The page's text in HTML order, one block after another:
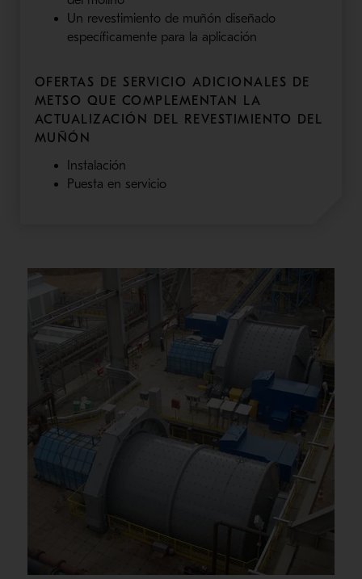
Un revestimiento de muñón diseñado
específicamente para la aplicación
OFERTAS DE SERVICIO ADICIONALES DE
METSO QUE COMPLEMENTAN LA
ACTUALIZACIÓN DEL REVESTIMIENTO DEL
MUÑÓN
Instalación
Puesta en servicio